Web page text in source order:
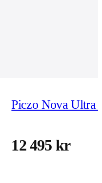
Piczo Nova Ultra
12 495 kr